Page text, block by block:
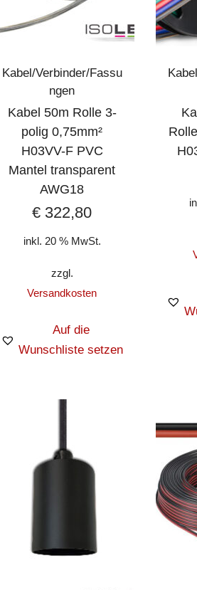
Kabel/Verbinder/Fassu
ngen
Kabel 50m Rolle 3-
polig 0,75mm²
H03VV-F PVC
Mantel transparent
AWG18
€ 322,80
inkl. 20 % MwSt.
zzgl.
Versandkosten
Auf die
Wunschliste setzen